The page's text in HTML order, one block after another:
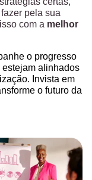
pela sua
com a melhor
o progresso
alinhados
Invista em
o futuro da